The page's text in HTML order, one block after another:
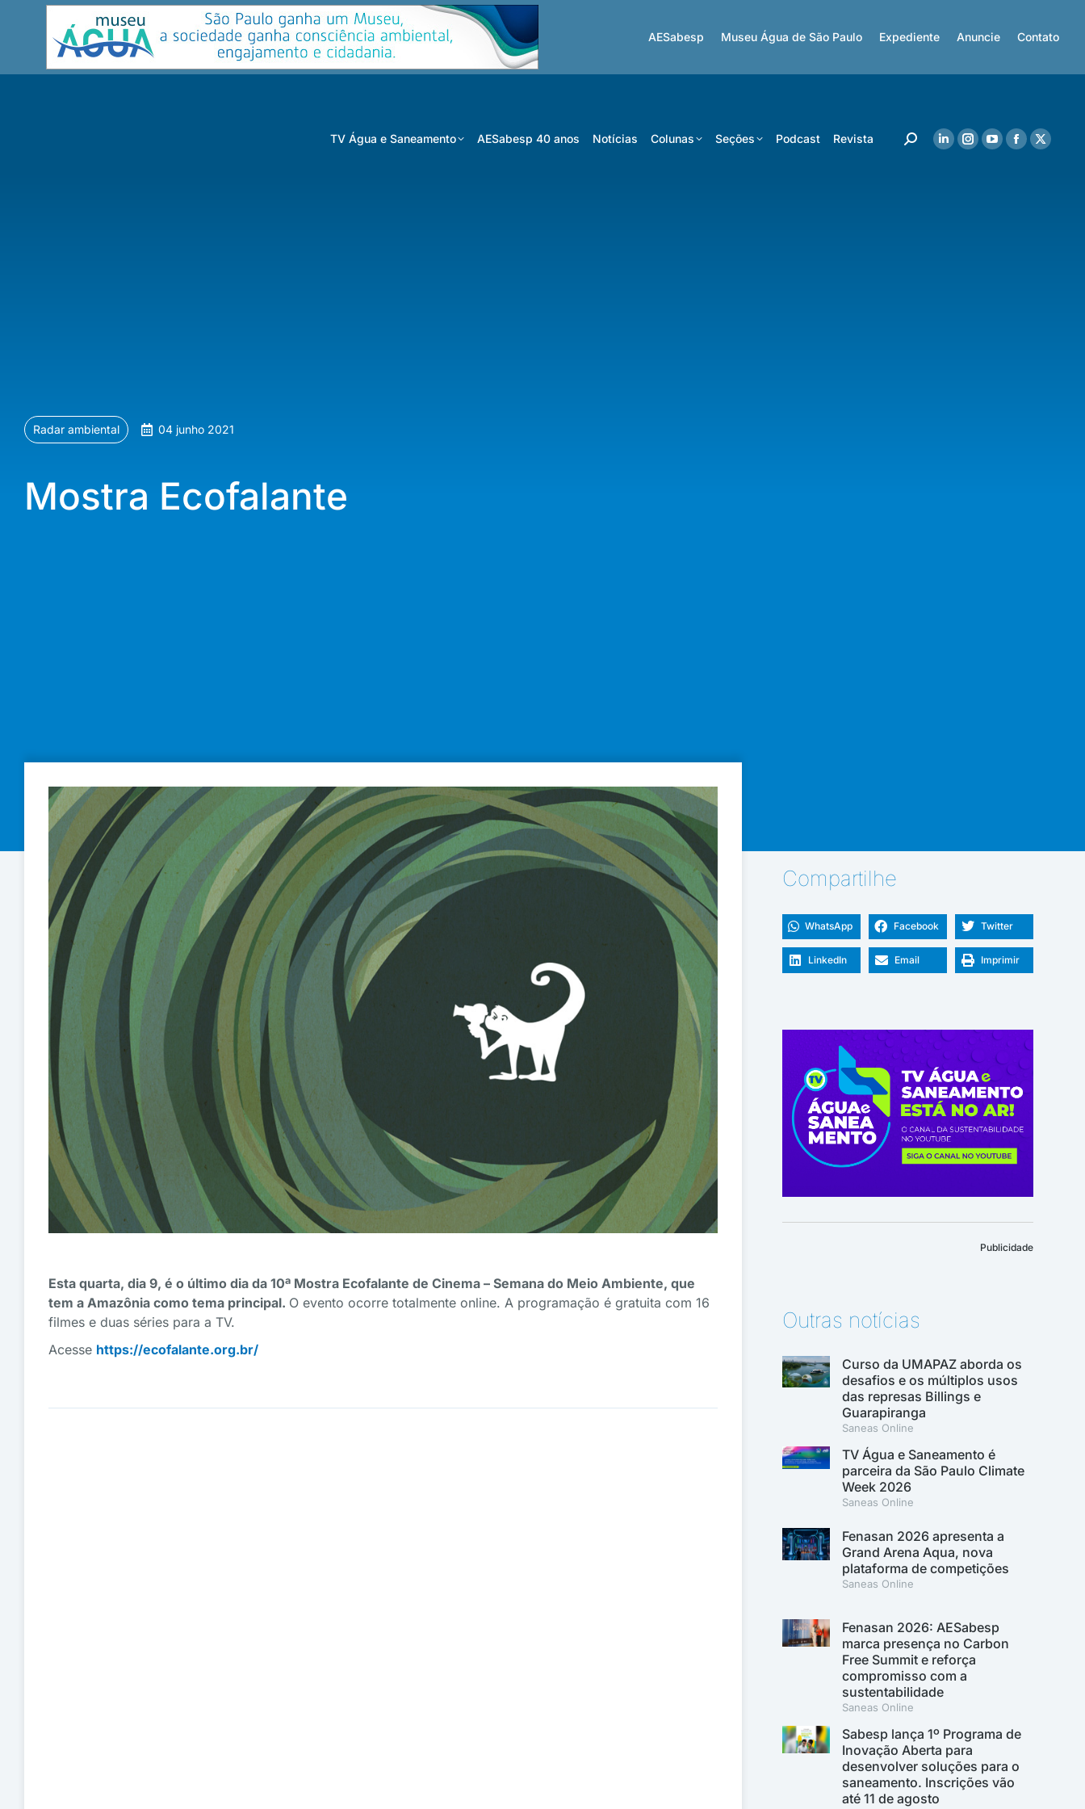
AESabesp Museu Água de São Paulo Expediente Anuncie Contato
TV Água e Saneamento AESabesp 40 anos Notícias Colunas Seções Podcast Revista
Radar ambiental 04 junho 2021
Mostra Ecofalante
Esta quarta, dia 9, é o último dia da 10ª Mostra Ecofalante de Cinema – Semana do Meio Ambiente, que
tem a Amazônia como tema principal. O evento ocorre totalmente online. A programação é gratuita com 16
filmes e duas séries para a TV.
Acesse https://ecofalante.org.br/
Compartilhe
WhatsApp Facebook Twitter
LinkedIn Email Imprimir
Publicidade
Outras notícias
Curso da UMAPAZ aborda os
desafios e os múltiplos usos
das represas Billings e
Guarapiranga
Saneas Online
TV Água e Saneamento é
parceira da São Paulo Climate
Week 2026
Saneas Online
Fenasan 2026 apresenta a
Grand Arena Aqua, nova
plataforma de competições
Saneas Online
Fenasan 2026: AESabesp
marca presença no Carbon
Free Summit e reforça
compromisso com a
sustentabilidade
Saneas Online
Sabesp lança 1º Programa de
Inovação Aberta para
desenvolver soluções para o
saneamento. Inscrições vão
até 11 de agosto